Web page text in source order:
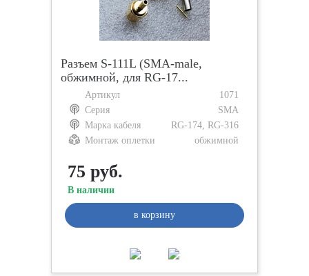
Разъем S-111L (SMA-male,
обжимной, для RG-17...
Артикул
1071
Серия
SMA
Марка кабеля
RG-174, RG-316
Монтаж оплетки
обжимной
75 руб.
В наличии
в корзину